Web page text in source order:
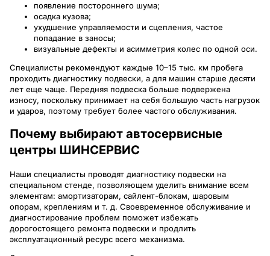
появление постороннего шума;
осадка кузова;
ухудшение управляемости и сцепления, частое
попадание в заносы;
визуальные дефекты и асимметрия колес по одной оси.
Специалисты рекомендуют каждые 10–15 тыс. км пробега
проходить диагностику подвески, а для машин старше десяти
лет еще чаще. Передняя подвеска больше подвержена
износу, поскольку принимает на себя большую часть нагрузок
и ударов, поэтому требует более частого обслуживания.
Почему выбирают автосервисные
центры ШИНСЕРВИС
Наши специалисты проводят диагностику подвески на
специальном стенде, позволяющем уделить внимание всем
элементам: амортизаторам, сайлент-блокам, шаровым
опорам, креплениям и т. д. Своевременное обслуживание и
диагностирование проблем поможет избежать
дорогостоящего ремонта подвески и продлить
эксплуатационный ресурс всего механизма.